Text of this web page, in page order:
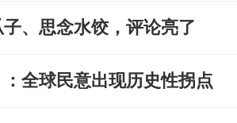
、思念水饺，评论亮了
：全球民意出现历史性拐点